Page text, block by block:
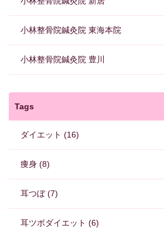
小林整骨院鍼灸院 東海本院
小林整骨院鍼灸院 豊川
Tags
ダイエット (16)
痩身 (8)
耳つぼ (7)
耳ツボダイエット (6)